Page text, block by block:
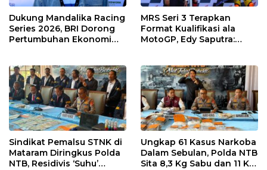
Dukung Mandalika Racing
Series 2026, BRI Dorong
Pertumbuhan Ekonomi
MRS Seri 3 Terapkan
Format Kualifikasi ala
MotoGP, Edy Saputra:
Sindikat Pemalsu STNK di
Mataram Diringkus Polda
NTB, Residivis ‘Suhu’
Ungkap 61 Kasus Narkoba
Dalam Sebulan, Polda NTB
Sita 8,3 Kg Sabu dan 11 Kg